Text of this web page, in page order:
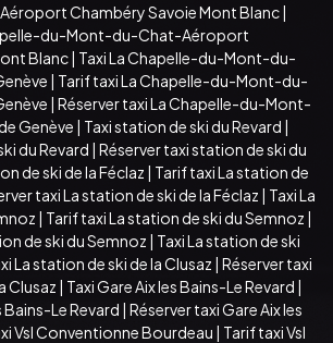
Chambéry Savoie Mont Blanc|
du-Mont-du-Chat-Aéroport
Blanc| Taxi La Chapelle-du-Mont-du-
| Tarif taxi La Chapelle-du-Mont-du-
| Réserver taxi La Chapelle-du-Mont-
Genève | Taxi station de ski du Revard |
du Revard | Réserver taxi station de ski du
de ski de la Féclaz | Tarif taxi La station de
taxi La station de ski de la Féclaz | Taxi La
| Tarif taxi La station de ski du Semnoz |
de ski du Semnoz | Taxi La station de ski
La station de ski de la Clusaz | Réserver taxi
Clusaz | Taxi Gare Aix les Bains-Le Revard |
Bains-Le Revard | Réserver taxi Gare Aix les
Vsl Conventionne Bourdeau | Tarif taxi Vsl